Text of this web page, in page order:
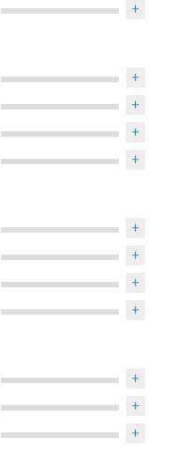
+
+
+
+
+
+
+
+
+
+
+
+